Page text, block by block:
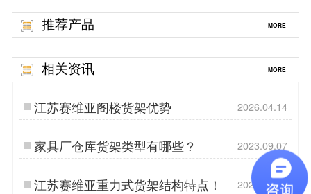
推荐产品 MORE
相关资讯 MORE
江苏赛维亚阁楼货架优势 2026.04.14
家具厂仓库货架类型有哪些？ 2023.09.07
江苏赛维亚重力式货架结构特点！ 2025.07.15